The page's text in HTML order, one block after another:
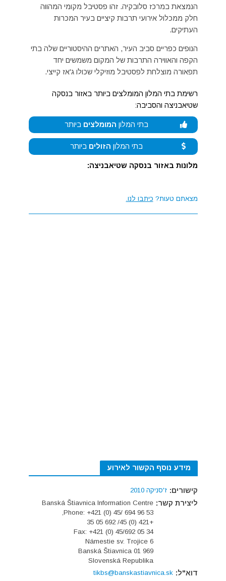
הנמצאת במרכז סלובקיה. זהו פסטיבל מקומי המהווה
חלק ממכלול אירועי תרבות קיציים בעיר המכרות
העתיקים.
הנופים כפריים סביב העיר, האתרים ההיסטוריים שלה בתי
הקפה והאווירה התרבות של המקום משמשים יחד
תפאורה מוצלחת לפסטיבל מוזיקלי שכולו ג'אז קייצי.
רשימת בתי המלון המומלצים ביותר באזור בנסקה
שטיאבניצה והסביבה:
בתי המלון המומלצים ביותר
בתי המלון הזולים ביותר
מלונות באזור בנסקה שטיאבניצה:
מצאתם טעות? כיתבו לנו.
מידע נוסף הקשור לאירוע
קישורים: ז'סניקה 2010
ליצירת קשר: Banská Štiavnica Information Centre
Phone: +421 (0) 45/ 694 96 53,
+421 (0) 45/ 692 05 35
Fax: +421 (0) 45/692 05 34
Námestie sv. Trojice 6
969 01 Banská Štiavnica
Slovenská Republika
דוא"ל: tikbs@banskastiavnica.sk